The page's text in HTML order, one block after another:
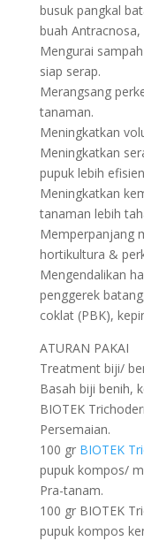
busuk pangkal
buah
Mengurai
siap serap.
Merangsang
tanaman.
Meningkatkan
Meningkatkan
pupuk lebih
Meningkatkan
tanaman lebih
Memperpanjang
hortikultura &
Mengendalikan
penggerek
coklat (PBK),
ATURAN PAKAI
Treatment biji/
Basah biji benih,
BIOTEK
Persemaian.
100 gr BIOTEK
pupuk kompos/
Pra-tanam.
100 gr BIOTEK
pupuk kompos